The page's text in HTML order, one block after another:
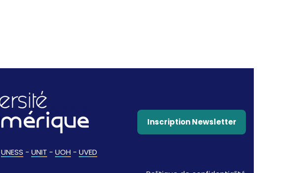
UNESS - UNIT - UOH - UVED
Inscription Newsletter